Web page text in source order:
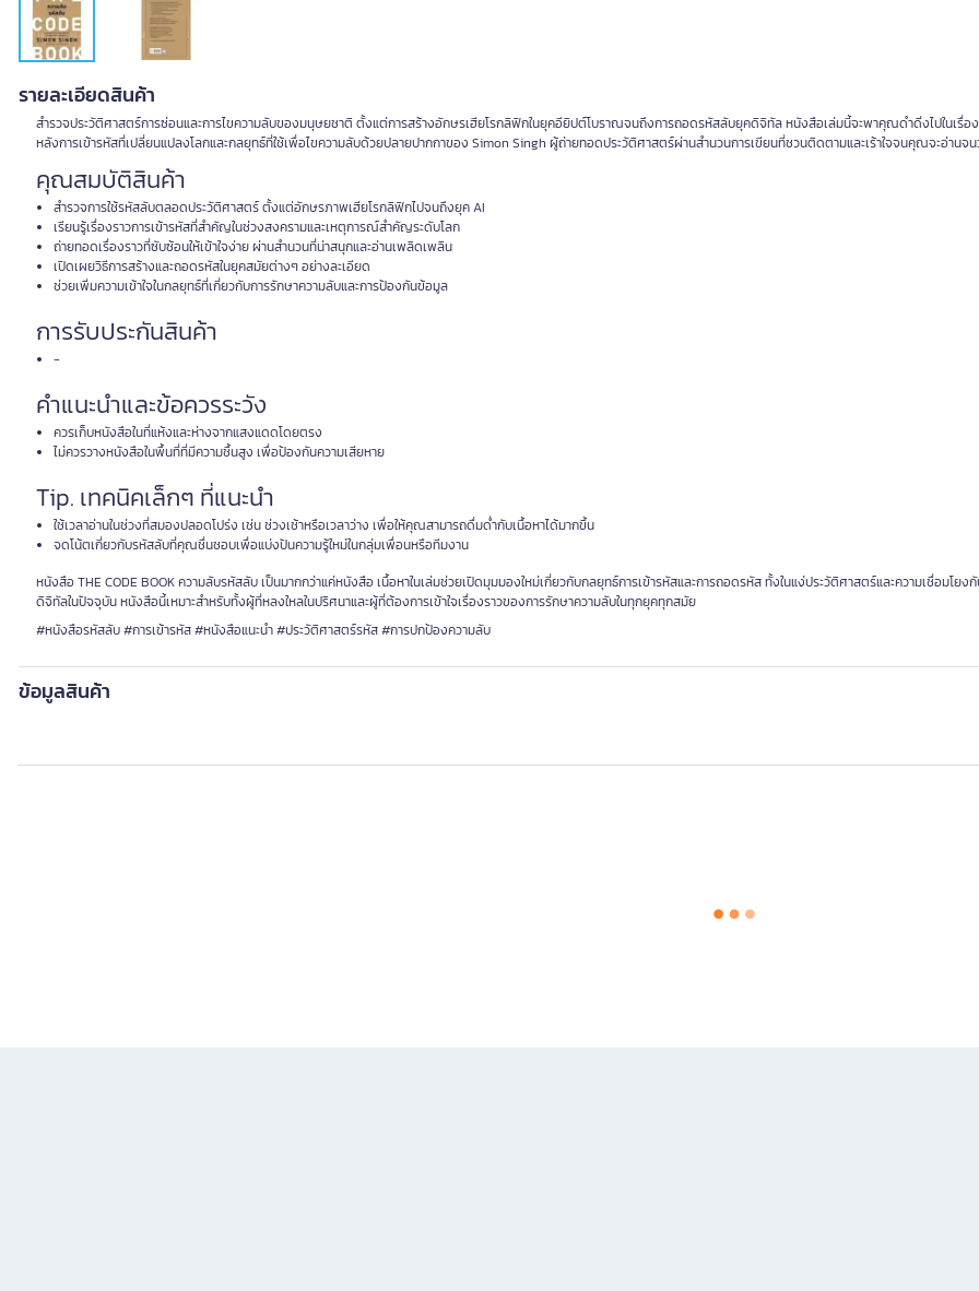
รายละเอียดสินค้า
สำรวจประวัติศาสตร์การซ่อนและการไขความลับของมนุษยชาติ ตั้งแต่การสร้างอักษรเฮียโรกลิฟิกในยุคอียิปต์โบราณจนถึงการถอดรหัสลับยุคดิจิทัล หนังสือเล่มนี้จะพาคุณดำดิ่งไปในเรื่อง
หลังการเข้ารหัสที่เปลี่ยนแปลงโลกและกลยุทธ์ที่ใช้เพื่อไขความลับด้วยปลายปากกาของ Simon Singh ผู้ถ่ายทอดประวัติศาสตร์ผ่านสำนวนการเขียนที่ชวนติดตามและเร้าใจจนคุณจะอ่านจน
คุณสมบัติสินค้า
สำรวจการใช้รหัสลับตลอดประวัติศาสตร์ ตั้งแต่อักษรภาพเฮียโรกลิฟิกไปจนถึงยุค AI
เรียนรู้เรื่องราวการเข้ารหัสที่สำคัญในช่วงสงครามและเหตุการณ์สำคัญระดับโลก
ถ่ายทอดเรื่องราวที่ซับซ้อนให้เข้าใจง่าย ผ่านสำนวนที่น่าสนุกและอ่านเพลิดเพลิน
เปิดเผยวิธีการสร้างและถอดรหัสในยุคสมัยต่างๆ อย่างละเอียด
ช่วยเพิ่มความเข้าใจในกลยุทธ์ที่เกี่ยวกับการรักษาความลับและการป้องกันข้อมูล
การรับประกันสินค้า
-
คำแนะนำและข้อควรระวัง
ควรเก็บหนังสือในที่แห้งและห่างจากแสงแดดโดยตรง
ไม่ควรวางหนังสือในพื้นที่ที่มีความชื้นสูง เพื่อป้องกันความเสียหาย
Tip. เทคนิคเล็กๆ ที่แนะนำ
ใช้เวลาอ่านในช่วงที่สมองปลอดโปร่ง เช่น ช่วงเช้าหรือเวลาว่าง เพื่อให้คุณสามารถดื่มด่ำกับเนื้อหาได้มากขึ้น
จดโน้ตเกี่ยวกับรหัสลับที่คุณชื่นชอบเพื่อแบ่งปันความรู้ใหม่ในกลุ่มเพื่อนหรือทีมงาน
หนังสือ THE CODE BOOK ความลับรหัสลับ เป็นมากกว่าแค่หนังสือ เนื้อหาในเล่มช่วยเปิดมุมมองใหม่เกี่ยวกับกลยุทธ์การเข้ารหัสและการถอดรหัส ทั้งในแง่ประวัติศาสตร์และความเชื่อมโยง
ดิจิทัลในปัจจุบัน หนังสือนี้เหมาะสำหรับทั้งผู้ที่หลงใหลในปริศนาและผู้ที่ต้องการเข้าใจเรื่องราวของการรักษาความลับในทุกยุคทุกสมัย
#หนังสือรหัสลับ #การเข้ารหัส #หนังสือแนะนำ #ประวัติศาสตร์รหัส #การปกป้องความลับ
ข้อมูลสินค้า